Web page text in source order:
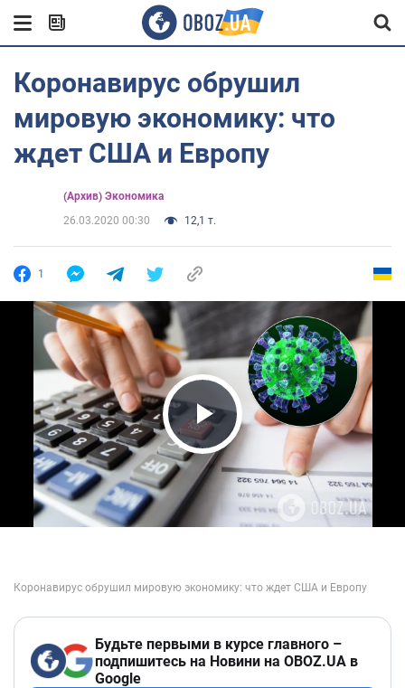
Коронавирус обрушил
мировую экономику: что
ждет США и Европу
(Архив) Экономика
26.03.2020 00:30
12,1 т.
1
Play Video
Будьте первыми в курсе главного –
подпишитесь на Новини на OBOZ.UA в
Google